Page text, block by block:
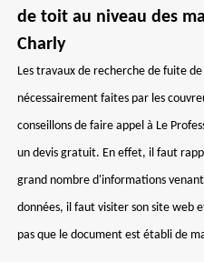
de toit au niveau des
Charly
Les travaux de recherche de fuite
nécessairement faites par les
conseillons de faire appel à Le
un devis gratuit. En effet, il faut
grand nombre d'informations
données, il faut visiter son site web
pas que le document est établi de